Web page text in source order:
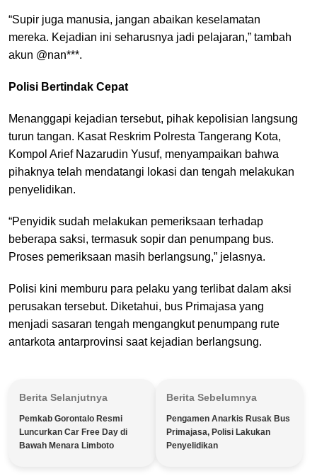
“Supir juga manusia, jangan abaikan keselamatan
mereka. Kejadian ini seharusnya jadi pelajaran,” tambah
akun @nan***.
Polisi Bertindak Cepat
Menanggapi kejadian tersebut, pihak kepolisian langsung
turun tangan. Kasat Reskrim Polresta Tangerang Kota,
Kompol Arief Nazarudin Yusuf, menyampaikan bahwa
pihaknya telah mendatangi lokasi dan tengah melakukan
penyelidikan.
“Penyidik sudah melakukan pemeriksaan terhadap
beberapa saksi, termasuk sopir dan penumpang bus.
Proses pemeriksaan masih berlangsung,” jelasnya.
Polisi kini memburu para pelaku yang terlibat dalam aksi
perusakan tersebut. Diketahui, bus Primajasa yang
menjadi sasaran tengah mengangkut penumpang rute
antarkota antarprovinsi saat kejadian berlangsung.
Berita Selanjutnya
Pemkab Gorontalo Resmi
Luncurkan Car Free Day di
Bawah Menara Limboto
Berita Sebelumnya
Pengamen Anarkis Rusak Bus
Primajasa, Polisi Lakukan
Penyelidikan